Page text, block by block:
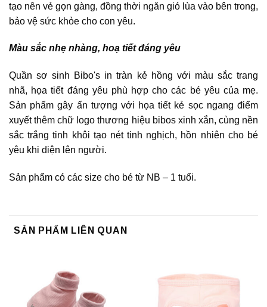
tạo nên vẻ gọn gàng, đồng thời ngăn gió lùa vào bên trong,
bảo vệ sức khỏe cho con yêu.
Màu sắc nhẹ nhàng, hoạ tiết đáng yêu
Quần sơ sinh Bibo's in tràn kẻ hồng với màu sắc trang
nhã, họa tiết đáng yêu phù hợp cho các bé yêu của mẹ.
Sản phẩm gây ấn tượng với họa tiết kẻ sọc ngang điểm
xuyết thêm chữ logo thương hiệu bibos xinh xắn, cùng nền
sắc trắng tinh khôi tạo nét tinh nghịch, hồn nhiên cho bé
yêu khi diện lên người.
Sản phẩm có các size cho bé từ NB – 1 tuổi.
SẢN PHẨM LIÊN QUAN